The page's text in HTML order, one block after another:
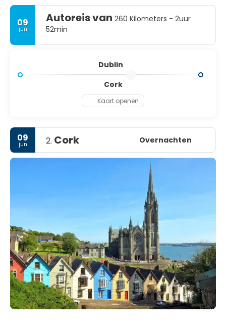
09
jun
Autoreis van 260 Kilometers - 2uur
52min
Dublin
Cork
Kaart openen
09
jun 2. Cork Overnachten